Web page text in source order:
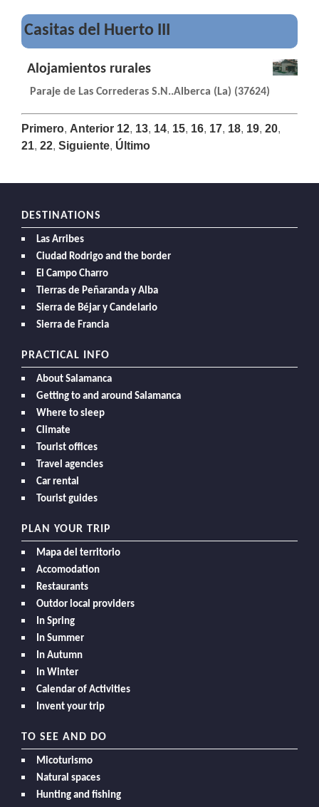
Casitas del Huerto III
Alojamientos rurales
Paraje de Las Correderas S.N..Alberca (La) (37624)
Primero, Anterior 12, 13, 14, 15, 16, 17, 18, 19, 20,
21, 22, Siguiente, Último
DESTINATIONS
Las Arribes
Ciudad Rodrigo and the border
El Campo Charro
Tierras de Peñaranda y Alba
Sierra de Béjar y Candelario
Sierra de Francia
PRACTICAL INFO
About Salamanca
Getting to and around Salamanca
Where to sleep
Climate
Tourist offices
Travel agencies
Car rental
Tourist guides
PLAN YOUR TRIP
Mapa del territorio
Accomodation
Restaurants
Outdor local providers
In Spring
In Summer
In Autumn
In Winter
Calendar of Activities
Invent your trip
TO SEE AND DO
Micoturismo
Natural spaces
Hunting and fishing